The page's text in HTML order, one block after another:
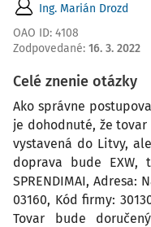
Ing. Marián Drozd
OAO ID: 4108
Zodpovedané: 16. 3. 2022
Celé znenie otázky
Ako správne
je dohodnuté, že
vystavená do Litvy,
doprava bude EXW,
SPRENDIMAI, Adresa:
03160, Kód firmy:
Tovar bude